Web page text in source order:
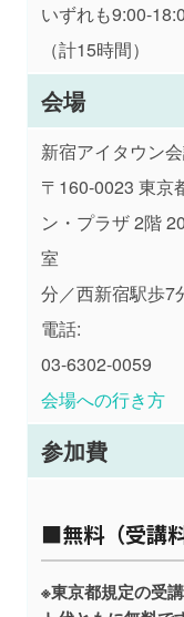
いずれも9:00-
（計15時間）
会場
新宿アイタウン
〒160-0023 東京
ン・プラザ 2階
室 都
分／西新宿駅歩7
電話:
03-6302-0059
会場への行き方
参加費
■無料（受講
※東京都規定の受